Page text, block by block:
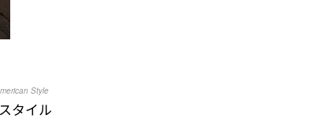
Style
タイル